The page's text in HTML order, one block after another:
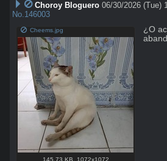
Choroy Bloguero 06/30/2026 (Tue)
No.146003
Cheems.jpg
145.73 KB 1072x1072
¿O